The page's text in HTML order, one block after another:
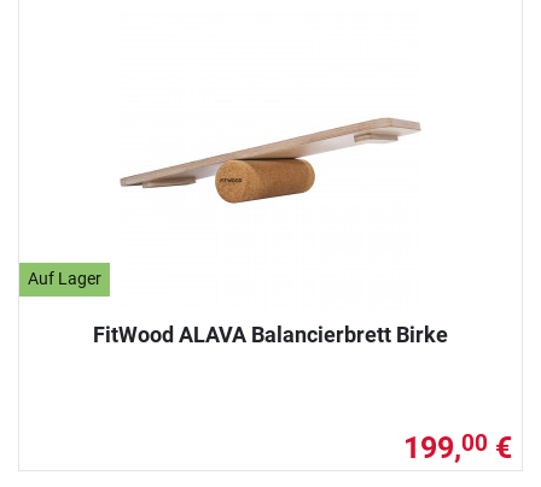
Auf Lager
FitWood ALAVA Balancierbrett Birke
199,00 €